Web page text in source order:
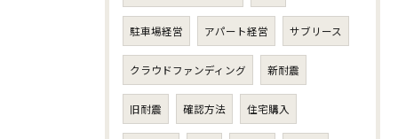
駐車場経営 アパート経営 サブリース
クラウドファンディング 新耐震
旧耐震 確認方法 住宅購入